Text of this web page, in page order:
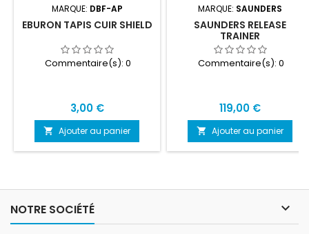
MARQUE: DBF-AP
EBURON TAPIS CUIR SHIELD
Commentaire(s): 0
Prix
3,00 €
 Ajouter au panier
MARQUE: SAUNDERS
SAUNDERS RELEASE
TRAINER
Commentaire(s): 0
Prix
119,00 €
 Ajouter au panier
NOTRE SOCIÉTÉ 